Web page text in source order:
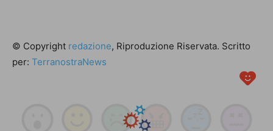
© Copyright redazione, Riproduzione Riservata. Scritto
per: TerranostraNews